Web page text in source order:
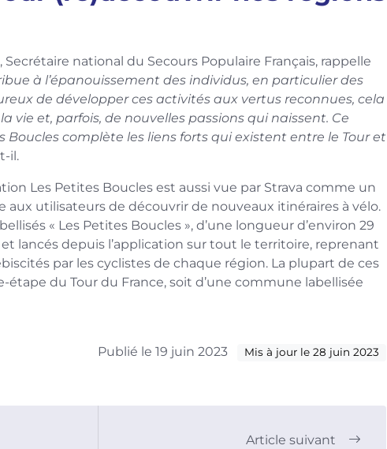
national du Secours Populaire Français, rappelle
à l’épanouissement des individus, en particulier des
de développer ces activités aux vertus reconnues, cela
vie et, parfois, de nouvelles passions qui naissent. Ce
Boucles complète les liens forts qui existent entre le Tour et
il.
Les Petites Boucles est aussi vue par Strava comme un
utilisateurs de découvrir de nouveaux itinéraires à vélo.
« Les Petites Boucles », d’une longueur d’environ 29
lancés depuis l’application sur tout le territoire, reprenant
par les cyclistes de chaque région. La plupart de ces
étape du Tour du France, soit d’une commune labellisée
Publié le 19 juin 2023 Mis à jour le 28 juin 2023
Article suivant